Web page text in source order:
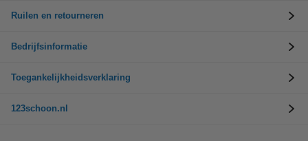
Ruilen en retourneren
Bedrijfsinformatie
Toegankelijkheidsverklaring
123schoon.nl